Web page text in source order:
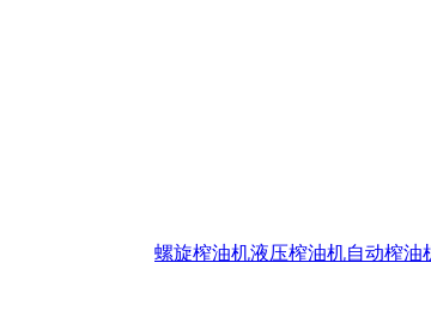
螺旋榨油机液压榨油机自动榨油